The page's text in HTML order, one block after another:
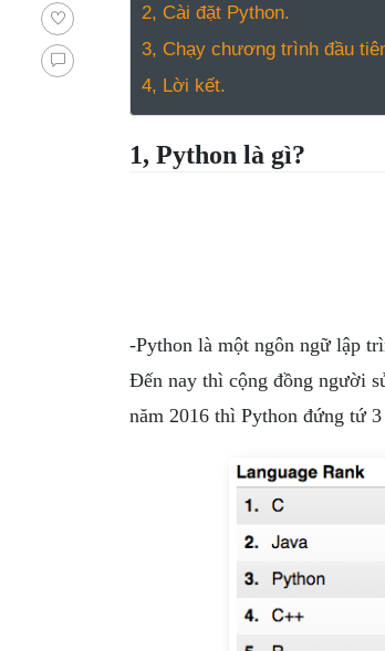
TIN TỨC &
REVIEW
TÌM KIẾM
2, Cài đặt Python.
3, Chạy chương trình đầu
4, Lời kết.
1, Python là gì?
-Python là một ngôn ngữ lập
Đến nay thì cộng đồng người
năm 2016 thì Python đứng tứ